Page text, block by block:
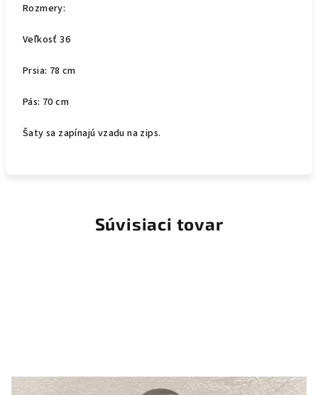
Rozmery:
Veľkosť 36
Prsia: 78 cm
Pás: 70 cm
Šaty sa zapínajú vzadu na zips.
Súvisiaci tovar